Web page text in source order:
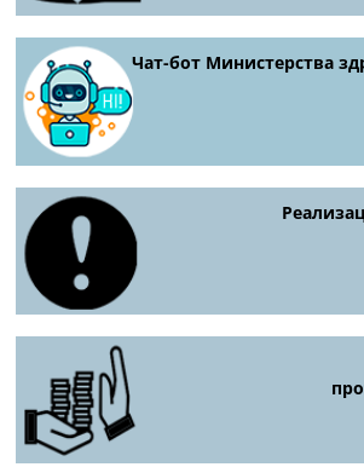
Чат-бот Министерства